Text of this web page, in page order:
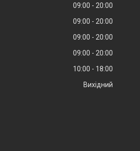
09:00
20:00
09:00
20:00
09:00
20:00
09:00
20:00
10:00
18:00
Вихідний